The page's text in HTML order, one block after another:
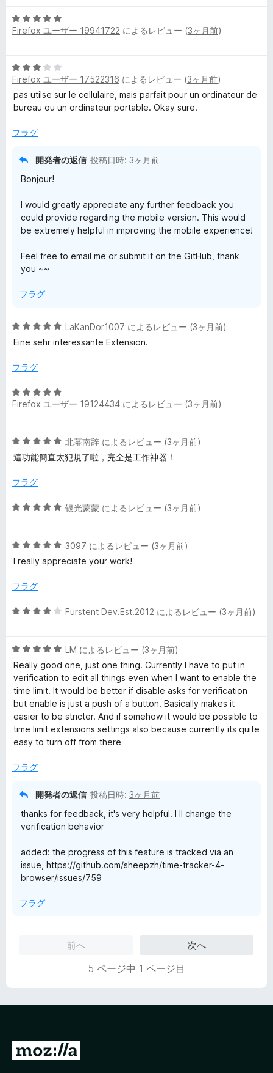
価
中
5
価
5
段
5
の
評
価
Firefox ユーザー 19941722 によるレビュー (3ヶ月前)
5
段
階
中
の
価
Firefox ユーザー 17522316 によるレビュー (3ヶ月前)
pas utilse sur le cellulaire, mais parfait pour un ordinateur de
bureau ou un ordinateur portable. Okay sure.
フラグ
開発者の返信 投稿日時: 3ヶ月前
Bonjour!
I would greatly appreciate any further feedback you
could provide regarding the mobile version. This would
be extremely helpful in improving the mobile experience!
Feel free to email me or submit it on the GitHub, thank
you ~~
フラグ
5
段
中
の
評
LaKanDor1007 によるレビュー (3ヶ月前)
Eine sehr interessante Extension.
フラグ
5
段
5
の
価
Firefox ユーザー 19124434 によるレビュー (3ヶ月前)
5
段
中
の
北幕南辞 によるレビュー (3ヶ月前)
這功能簡直太犯規了啦，完全是工作神器！
フラグ
5
中
5
評
银光蒙蒙 によるレビュー (3ヶ月前)
5
段
中
の
3097 によるレビュー (3ヶ月前)
I really appreciate your work!
フラグ
5
中
4
の
評
価
Furstent Dev.Est.2012 によるレビュー (3ヶ月前)
5
段
階
中
5
の
評
価
LM によるレビュー (3ヶ月前)
Really good one, just one thing. Currently I have to put in
verification to edit all things even when I want to enable the
time limit. It would be better if disable asks for verification
but enable is just a push of a button. Basically makes it
easier to be stricter. And if somehow it would be possible to
time limit extensions settings also because currently its quite
easy to turn off from there
フラグ
開発者の返信 投稿日時: 3ヶ月前
thanks for feedback, it's very helpful. I ll change the
verification behavior
added: the progress of this feature is tracked via an
issue, https://github.com/sheepzh/time-tracker-4-
browser/issues/759
フラグ
前へ
次へ
5 ページ中 1 ページ目
M